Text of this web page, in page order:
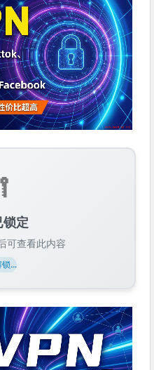
锁定
可查看此内容
...